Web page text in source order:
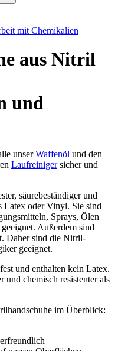
aus Nitril
und
unserWaffenöl und den
Laufreinigersicher und
säurebeständiger und
Latex oder Vinyl. Sie sind
Sprays, Ölen
Außerdem sind
Daher sind die Nitril-
geeignet.
und enthalten kein Latex.
chemisch resistenter als
im Überblick: